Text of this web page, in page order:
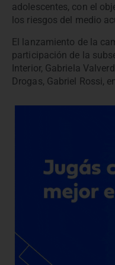
adolescentes, con el
los riesgos del medio
El lanzamiento de la
participación de la
Interior, Gabriela
Drogas, Gabriel Rossi,